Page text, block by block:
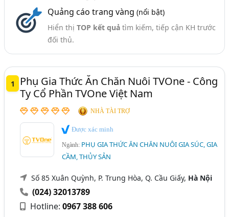
Ninh Bình
Tiền Giang Vĩnh Long
Quảng cáo trang vàng (nổi bật)
Hiển thị TOP kết quảtìm kiếm, tiếp cận KH trước
đối thủ.
1
Phụ Gia Thức Ăn Chăn Nuôi TVOne - Công
Ty Cổ Phần TVOne Việt Nam
NHÀ TÀI TRỢ
Được xác minh
Ngành: PHỤ GIA THỨC ĂN CHĂN NUÔI GIA SÚC, GIA
CẦM, THỦY SẢN
Số 85 Xuân Quỳnh, P. Trung Hòa, Q. Cầu Giấy, Hà Nội
(024) 32013789
Hotline:0967 388 606